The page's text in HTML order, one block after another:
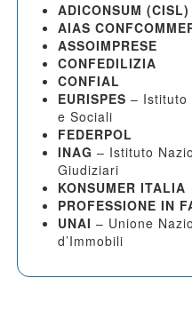
ADICONSUM (CISL)
AIAS
ASSOIMPRESE
CONFEDILIZIA
CONFIAL
EURISPES – Istituto
e Sociali
FEDERPOL
INAG – Istituto
Giudiziari
KONSUMER ITALIA
PROFESSIONE IN
UNAI – Unione
d’Immobili